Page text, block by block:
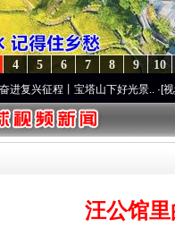
10
9
8
7
6
5
4
丨宝塔山下好光景..·[视频]因党而
汪公馆